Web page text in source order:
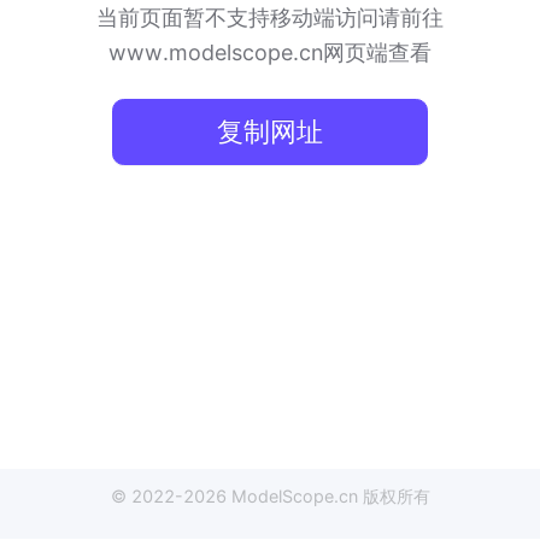
当前页面暂不支持移动端访问请前往
www.modelscope.cn网页端查看
复制网址
© 2022-2026 ModelScope.cn 版权所有